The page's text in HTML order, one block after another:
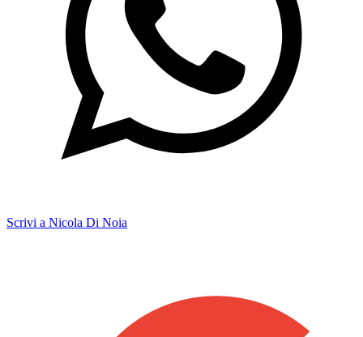
Scrivi a Nicola Di Noia